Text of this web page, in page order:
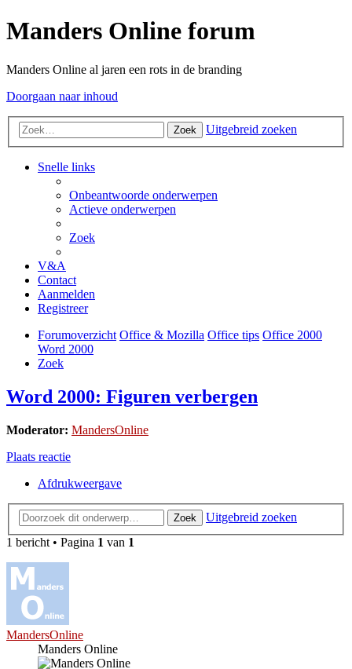
Manders Online forum
Manders Online al jaren een rots in de branding
Doorgaan naar inhoud
Zoek Uitgebreid zoeken
Snelle links
Onbeantwoorde onderwerpen
Actieve onderwerpen
Zoek
V&A
Contact
Aanmelden
Registreer
Forumoverzicht Office & Mozilla Office tips Office 2000
Word 2000
Zoek
Word 2000: Figuren verbergen
Moderator: MandersOnline
Plaats reactie
Afdrukweergave
Zoek
Uitgebreid zoeken
1 bericht • Pagina 1 van 1
MandersOnline
Manders Online